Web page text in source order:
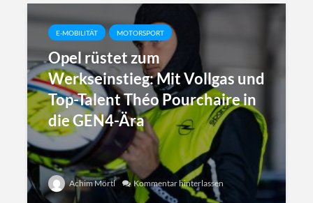
E-MOBILITÄT MOTORSPORT
Opel rüstet zum
Werkseinstieg: Mit Vollgas und
Top-Talent Théo Pourchaire in
die GEN4-Ära
Achim Mörtl Kommentar hinterlassen